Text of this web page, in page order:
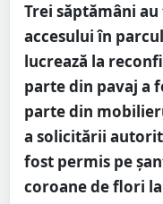
Trei săptămâni
accesului în
lucrează la
parte din pavaj a
parte din
a solicitării
fost permis pe
coroane de flori